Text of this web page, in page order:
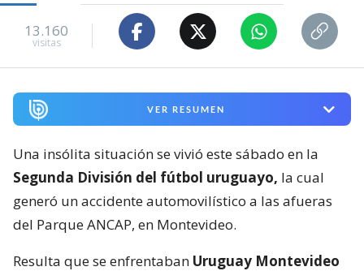
13.160
visitas
VER RESUMEN
Una insólita situación se vivió este sábado en la
Segunda División del fútbol uruguayo, la cual
generó un accidente automovilístico a las afueras
del Parque ANCAP, en Montevideo.
Resulta que se enfrentaban Uruguay Montevideo